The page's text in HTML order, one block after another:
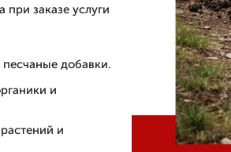
заказе услуги
добавки.
и
и